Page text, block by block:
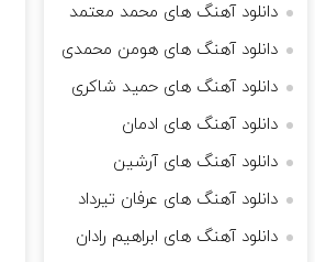
دانلود آهنگ های محمد معتمد
دانلود آهنگ های هومن محمدی
دانلود آهنگ های حمید شاکری
دانلود آهنگ های ادمان
دانلود آهنگ های آرشین
دانلود آهنگ های عرفان تیرداد
دانلود آهنگ های ابراهیم رادان